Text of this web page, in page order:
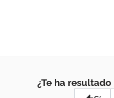
¿Te ha